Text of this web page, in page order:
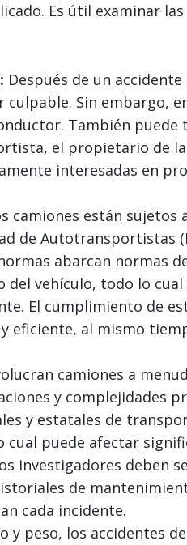
Es útil examinar
Después de un
Sin embargo,
También puede
el propietario de
interesadas en
camiones están sujetos
de Autotransportistas
abarcan normas
vehículo, todo lo
El cumplimiento de
eficiente, al mismo
camiones a
y complejidades
y estatales de
puede afectar
investigadores deben
de
cada incidente.
y peso, los accidentes